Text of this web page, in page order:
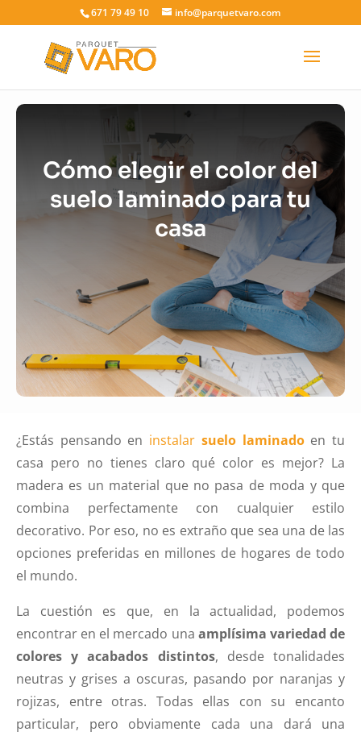
671 79 49 10 info@parquetvaro.com
Cómo elegir el color del
suelo laminado para tu
casa
¿Estás pensando en instalar suelo laminadoen tu
casa pero no tienes claro qué color es mejor? La
madera es un material que no pasa de moda y que
combina perfectamente con cualquier estilo
decorativo. Por eso, no es extraño que sea una de las
opciones preferidas en millones de hogares de todo
el mundo.
La cuestión es que, en la actualidad, podemos
encontrar en el mercado una amplísima variedad de
colores y acabados distintos, desde tonalidades
neutras y grises a oscuras, pasando por naranjas y
rojizas, entre otras. Todas ellas con su encanto
particular, pero obviamente cada una dará una